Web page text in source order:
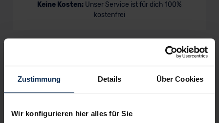
Zustimmung Details Über Cookies
Wir konfigurieren hier alles für Sie
Keine Kosten: Unser Service ist für dich 100%
kostenfrei
Wir sind stolz auf eine hohe
dadurch ihr Wunschauto zum Top-Rabatt erhalten und